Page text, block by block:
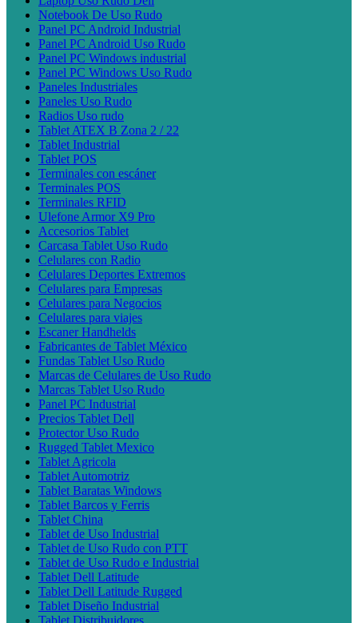
Notebook De Uso Rudo
Panel PC Android Industrial
Panel PC Android Uso Rudo
Panel PC Windows industrial
Panel PC Windows Uso Rudo
Paneles Industriales
Paneles Uso Rudo
Radios Uso rudo
Tablet ATEX B Zona 2 / 22
Tablet Industrial
Tablet POS
Terminales con escáner
Terminales POS
Terminales RFID
Ulefone Armor X9 Pro
Accesorios Tablet
Carcasa Tablet Uso Rudo
Celulares con Radio
Celulares Deportes Extremos
Celulares para Empresas
Celulares para Negocios
Celulares para viajes
Escaner Handhelds
Fabricantes de Tablet México
Fundas Tablet Uso Rudo
Marcas de Celulares de Uso Rudo
Marcas Tablet Uso Rudo
Panel PC Industrial
Precios Tablet Dell
Protector Uso Rudo
Rugged Tablet Mexico
Tablet Agricola
Tablet Automotriz
Tablet Baratas Windows
Tablet Barcos y Ferris
Tablet China
Tablet de Uso Industrial
Tablet de Uso Rudo con PTT
Tablet de Uso Rudo e Industrial
Tablet Dell Latitude
Tablet Dell Latitude Rugged
Tablet Diseño Industrial
Tablet Distribuidores